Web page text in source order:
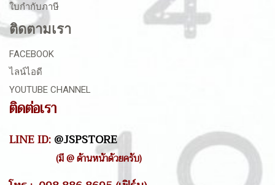
ใบกำกับภาษี
ติดตามเรา
FACEBOOK
ไลน์ไอดี
YOUTUBE CHANNEL
ติดต่อเรา
LINE ID:@JSPSTORE
(มี @ ด้านหน้าด้วยครับ)